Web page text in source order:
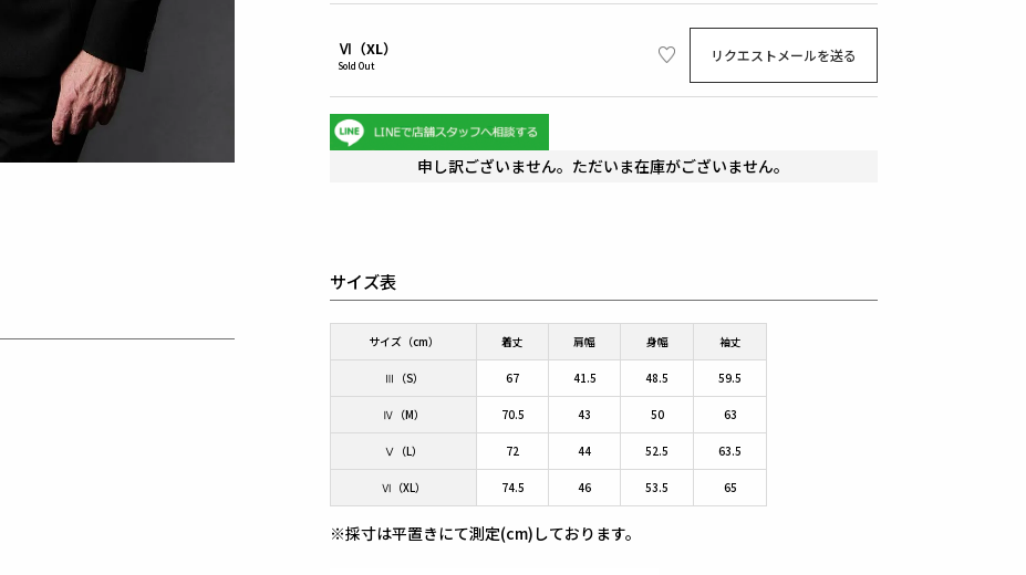
Ⅵ（XL）
Sold Out
リクエストメールを送る
申し訳ございません。ただいま在庫がございません。
サイズ表
サイズ（cm） 着丈 肩幅 身幅 袖丈
Ⅲ（S） 67 41.5 48.5 59.5
Ⅳ（M） 70.5 43 50 63
Ⅴ（L） 72 44 52.5 63.5
Ⅵ（XL） 74.5 46 53.5 65
※採寸は平置きにて測定(cm)しております。